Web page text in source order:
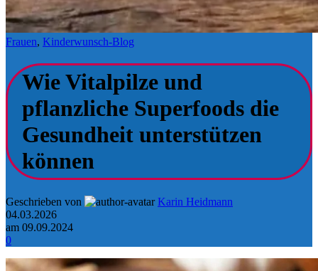
Frauen, Kinderwunsch-Blog
Wie Vitalpilze und
pflanzliche Superfoods die
Gesundheit unterstützen
können
Geschrieben von
Karin Heidmann
04.03.2026
am 09.09.2024
0